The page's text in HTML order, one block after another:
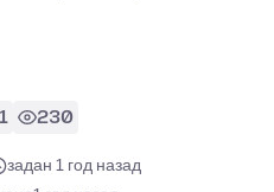
1 230
задан 1 год назад